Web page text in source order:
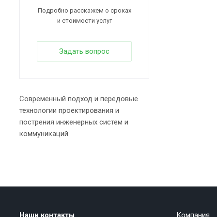
Подробно расскажем о сроках
и стоимости услуг
Задать вопрос
Современный подход и передовые
технологии проектирования и
пострения инженерных систем и
коммуникаций
Наши контакты Компания